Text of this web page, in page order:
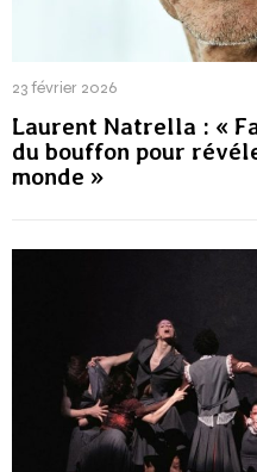
23 février 2026
Laurent Natrella : «
du bouffon pour
monde »